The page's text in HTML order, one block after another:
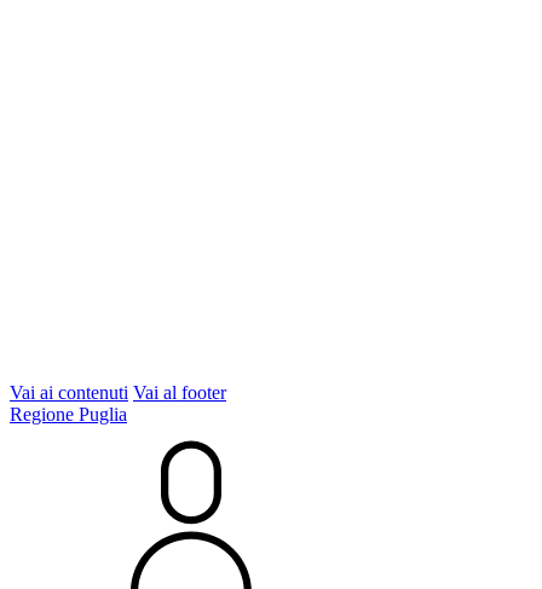
Vai ai contenuti Vai al footer
Regione Puglia